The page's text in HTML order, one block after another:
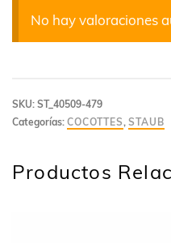
No hay valoraciones
SKU: ST_40509-479
Categorías: COCOTTES , STAUB
Productos